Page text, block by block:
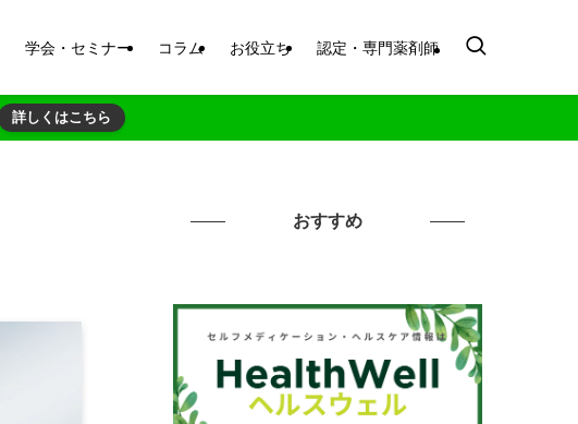
学会・セミナー コラム お役立ち 認定・専門薬剤師
詳しくはこちら
おすすめ